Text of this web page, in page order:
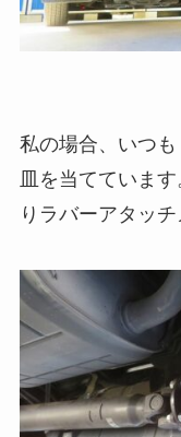
私の場合、いつ
皿を当てていま
りラバーアタッ